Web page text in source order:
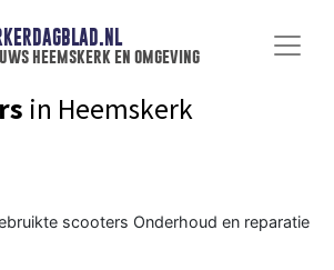
heemskerk en omgeving
in Heemskerk
scooters Onderhoud en reparatie